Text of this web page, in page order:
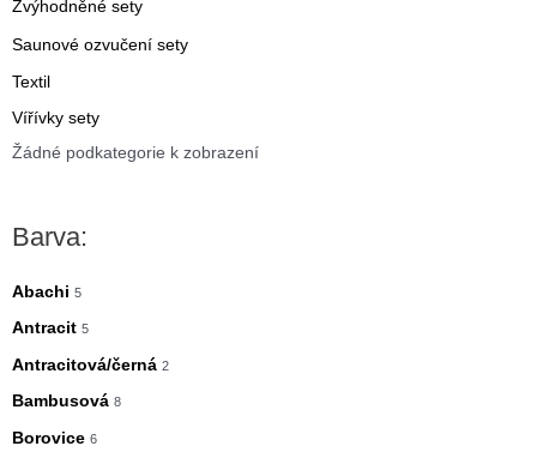
Zvýhodněné sety
Saunové ozvučení sety
Textil
Vířívky sety
Žádné podkategorie k zobrazení
Barva:
Abachi 5
Antracit 5
Antracitová/černá 2
Bambusová 8
Borovice 6